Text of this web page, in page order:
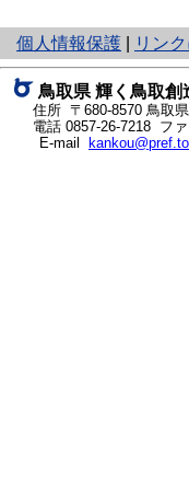
個人情報保護
と
り
ネ
ッ
ト
へ
リン
鳥取県 輝く鳥取創
住所 〒680-8570 鳥取
電話 0857-26-7218 フ
E-mail